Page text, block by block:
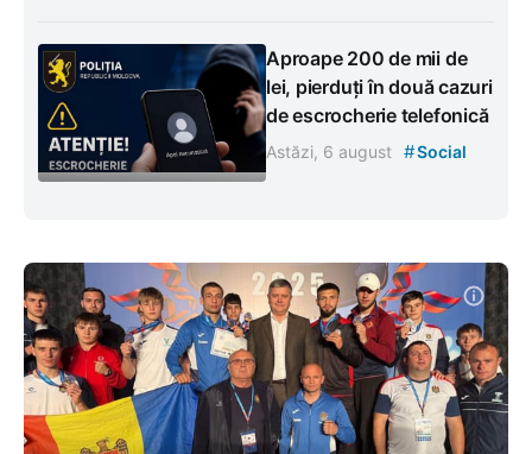
Aproape 200 de mii de
lei, pierduți în două cazuri
de escrocherie telefonică
Astăzi, 6 august #Social